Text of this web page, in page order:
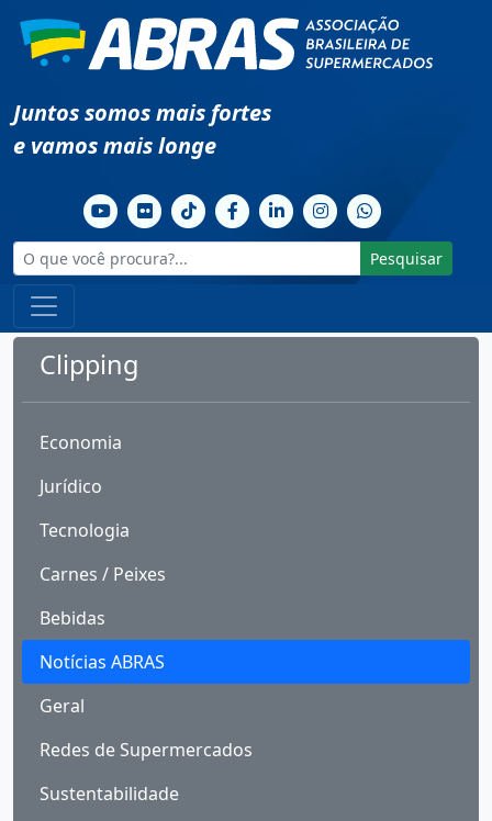
Juntos somos mais fortes
e vamos mais longe
Pesquisar
Clipping
Economia
Jurídico
Tecnologia
Carnes / Peixes
Bebidas
Notícias ABRAS
Geral
Redes de Supermercados
Sustentabilidade